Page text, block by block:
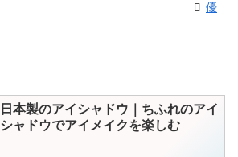
優
日本製のアイシャドウ｜ちふれのアイ
シャドウでアイメイクを楽しむ